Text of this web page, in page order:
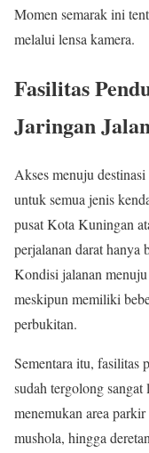
Momen semarak ini
melalui lensa kamera.
Fasilitas
Jaringan
Akses menuju
untuk semua jenis
pusat Kota Kuningan
perjalanan darat hanya
Kondisi jalanan
meskipun memiliki
perbukitan.
Sementara itu, fasilitas
sudah tergolong
menemukan area
mushola, hingga